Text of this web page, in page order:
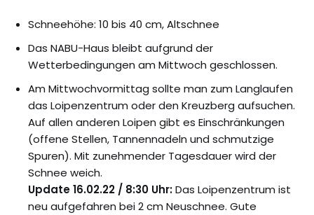
Schneehöhe: 10 bis 40 cm, Altschnee
Das NABU-Haus bleibt aufgrund der
Wetterbedingungen am Mittwoch geschlossen.
Am Mittwochvormittag sollte man zum Langlaufen
das Loipenzentrum oder den Kreuzberg aufsuchen.
Auf allen anderen Loipen gibt es Einschränkungen
(offene Stellen, Tannennadeln und schmutzige
Spuren). Mit zunehmender Tagesdauer wird der
Schnee weich.
Update 16.02.22 / 8:30 Uhr:Das Loipenzentrum ist
neu aufgefahren bei 2 cm Neuschnee. Gute